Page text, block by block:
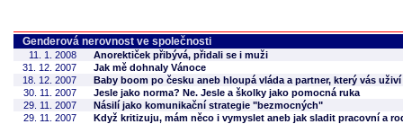
Genderová nerovnost ve společnosti
11. 1. 2008
Anorektiček přibývá, přidali se i muži
31. 12. 2007
Jak mě dohnaly Vánoce
18. 12. 2007
Baby boom po česku aneb hloupá vláda a partner, který vás uživí
30. 11. 2007
Jesle jako norma? Ne. Jesle a školky jako pomocná ruka
29. 11. 2007
Násilí jako komunikační strategie "bezmocných"
29. 11. 2007
Když kritizuju, mám něco i vymyslet aneb jak sladit pracovní a